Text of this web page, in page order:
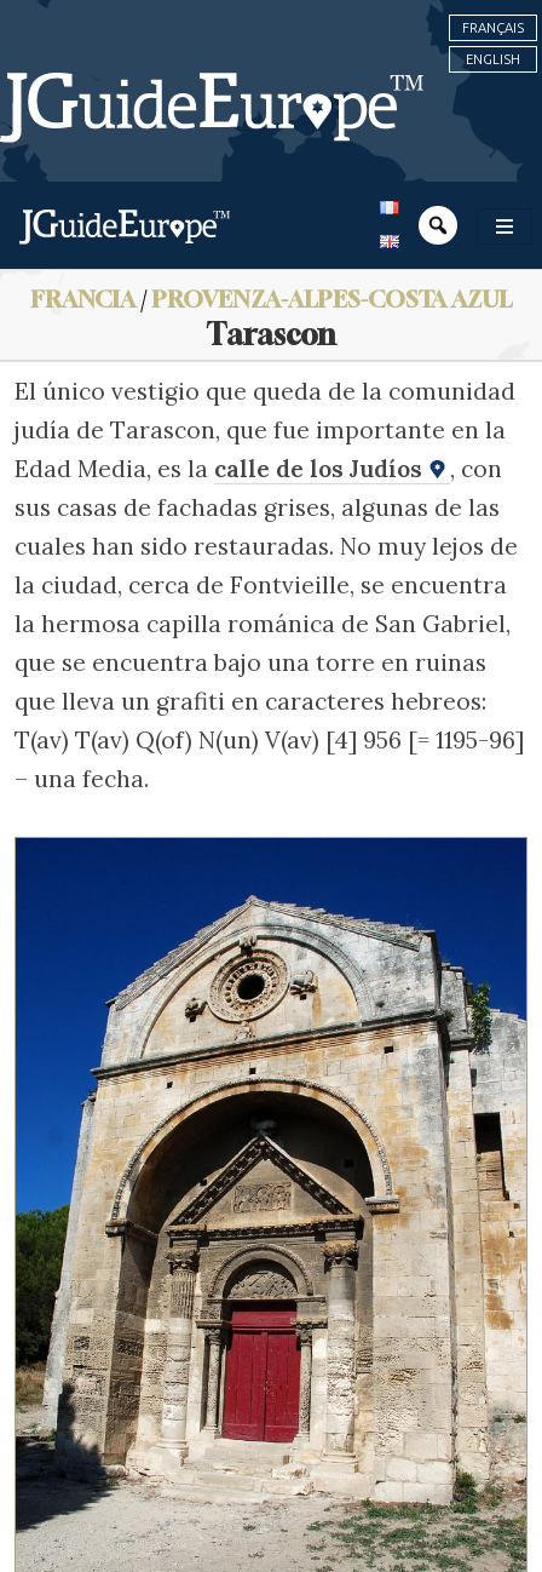
FRANÇAIS
ENGLISH
FRANCIA/PROVENZA-ALPES-COSTA AZUL
Tarascon
El único vestigio que queda de la comunidad
judía de Tarascon, que fue importante en la
Edad Media, es la calle de los Judíos
, con
sus casas de fachadas grises, algunas de las
cuales han sido restauradas. No muy lejos de
la ciudad, cerca de Fontvieille, se encuentra
la hermosa capilla románica de San Gabriel,
que se encuentra bajo una torre en ruinas
que lleva un grafiti en caracteres hebreos:
T(av) T(av) Q(of) N(un) V(av) [4] 956 [= 1195-96]
– una fecha.